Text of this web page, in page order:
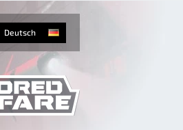
Deutsch